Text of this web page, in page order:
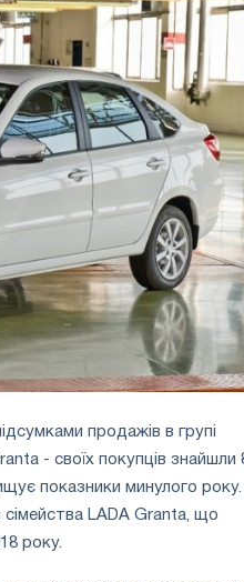
продажів в групі
- своїх покупців знайшли
показники минулого року.
сімейства LADA Granta, що
року.